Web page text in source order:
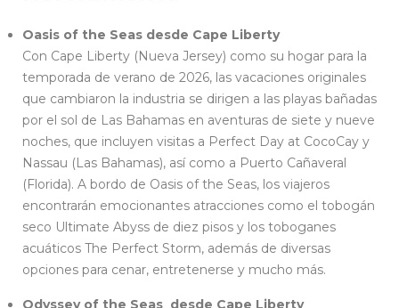
Oasis of the Seas desde Cape Liberty
Con Cape Liberty (Nueva Jersey) como su hogar para la
temporada de verano de 2026, las vacaciones originales
que cambiaron la industria se dirigen a las playas bañadas
por el sol de Las Bahamas en aventuras de siete y nueve
noches, que incluyen visitas a Perfect Day at CocoCay y
Nassau (Las Bahamas), así como a Puerto Cañaveral
(Florida). A bordo de Oasis of the Seas, los viajeros
encontrarán emocionantes atracciones como el tobogán
seco Ultimate Abyss de diez pisos y los toboganes
acuáticos The Perfect Storm, además de diversas
opciones para cenar, entretenerse y mucho más.
Odyssey of the Seas desde Cape Liberty